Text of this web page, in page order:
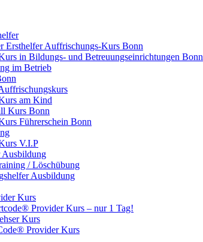
Ersthelfer Auffrischungs-Kurs Bonn
in Bildungs- und Betreuungseinrichtungen Bonn
im Betrieb
am Kind
Kurs Bonn
Führerschein Bonn
V.I.P
Ausbildung
/ Löschübung
Ausbildung
Kurs
Provider Kurs – nur 1 Tag!
Kurs
Provider Kurs